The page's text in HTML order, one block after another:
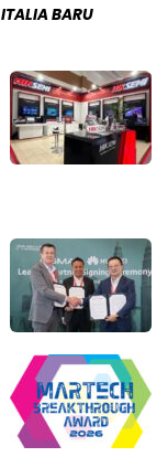
BARU